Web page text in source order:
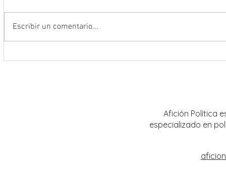
Escribir un comentario...
Afición Política
especializado en